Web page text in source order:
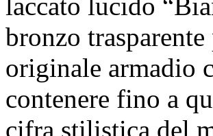
bronzo
originale armadio
contenere fino a
cifra stilistica del